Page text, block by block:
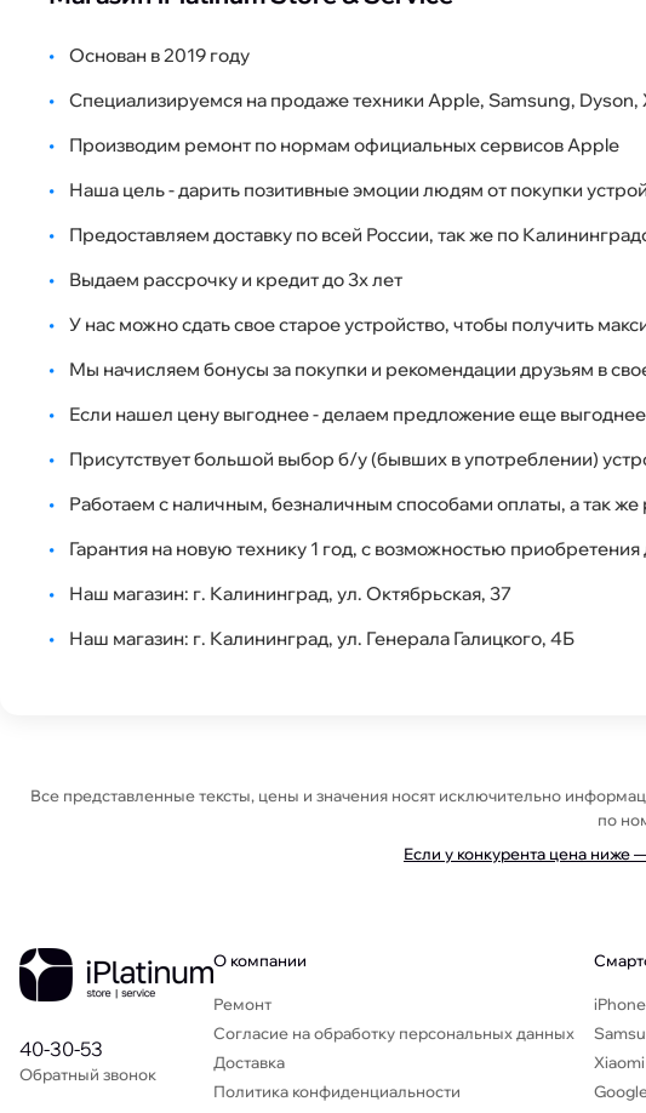
•
Основан в 2019 году
•
Специализируемся на продаже техники Apple, Samsung, Dyson,
•
Производим ремонт по нормам официальных сервисов Apple
•
Наша цель - дарить позитивные эмоции людям от покупки
•
Предоставляем доставку по всей России, так же по
•
Выдаем рассрочку и кредит до 3х лет
•
У нас можно сдать свое старое устройство, чтобы получить
•
Мы начисляем бонусы за покупки и рекомендации друзьям в
•
Если нашел цену выгоднее - делаем предложение еще выгоднее
•
Присутствует большой выбор б/у (бывших в употреблении)
•
Работаем с наличным, безналичным способами оплаты, а так же
•
Гарантия на новую технику 1 год, с возможностью
•
Наш магазин: г. Калининград, ул. Октябрьская, 37
•
Наш магазин: г. Калининград, ул. Генерала Галицкого, 4Б
Все представленные тексты, цены и значения носят исключительно
по
Если у конкурента цена ниже
40-30-53
Обратный звонок
О компании
Ремонт
Согласие на обработку персональных данных
Доставка
Политика конфиденциальности
iPhone
Xiaomi